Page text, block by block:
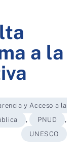
a la
y Acceso a la
, PNUD
,
UNESCO